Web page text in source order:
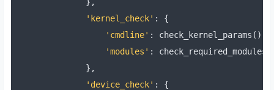
'kernel_check' :
{
'cmdline' : check_kernel_params (),
'modules' : check_required_modules
},
'device_check' :
{